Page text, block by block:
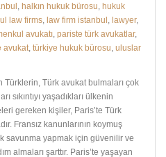
halkın hukuk bürosu hukuk
law firms law firm istanbul lawyer,
avukatı pariste türk avukatlar,
avukat türkiye hukuk bürosu uluslar
Türklerin, Türk avukat bulmaları çok
sıkıntıyı yaşadıkları ülkenin
gereken kişiler, Paris’te Türk
Fransız kanunlarının koymuş
savunma yapmak için güvenilir ve
almaları şarttır. Paris’te yaşayan